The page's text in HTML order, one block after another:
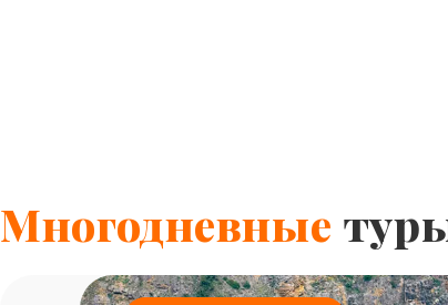
Многодневные